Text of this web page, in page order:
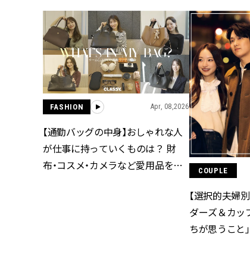
FASHION Apr, 08,2026
【通勤バッグの中身】おしゃれな人
が仕事に持っていくものは？ 財
布・コスメ・カメラなど愛用品を公
COUPLE
【選択的夫婦
ダーズ＆カッ
ちが思うこと」